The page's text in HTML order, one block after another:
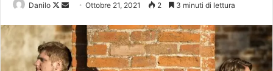
Danilo Ottobre 21, 2021 2 3 minuti di lettura